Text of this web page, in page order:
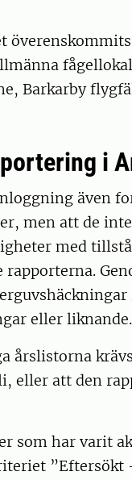
Barkarby
i
även
men att de
med
rapporterna.
eller liknande.
årslistorna
eller att den
som har varit